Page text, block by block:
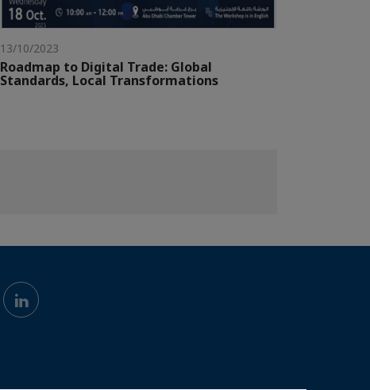
13/10/2023
Roadmap to Digital Trade: Global
Standards, Local Transformations